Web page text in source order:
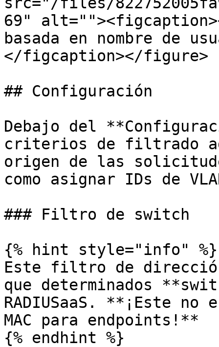
69"
basada en nombre de
</figcaption></figure>
## Configuración
Debajo del
criterios de filtrado
origen de las
como asignar IDs de
### Filtro de switch
{% hint style="info" %}
Este filtro de
que determinados
RADIUSaaS. **¡Este
MAC para endpoints!**
{% endhint %}